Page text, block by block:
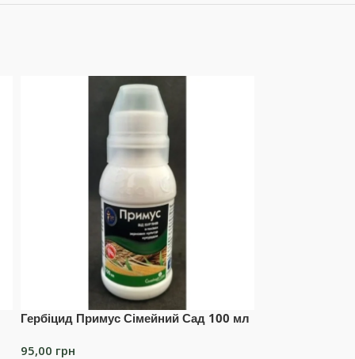
Гербіцид Примус Сімейний Сад 100 мл
95,00 грн